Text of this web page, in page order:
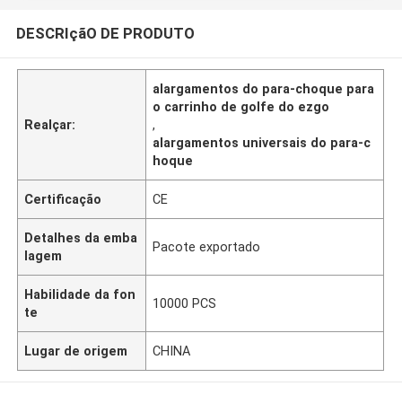
DESCRIçãO DE PRODUTO
Realçar:
alargamentos do para-choque para
o carrinho de golfe do ezgo
,
alargamentos universais do para-c
hoque
Certificação CE
Detalhes da emba
lagem
Pacote exportado
Habilidade da fon
te
10000 PCS
Lugar de origem CHINA